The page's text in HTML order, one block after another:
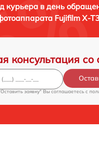
курьера в день
Fujifilm X-
консультация со
заявку" Вы соглашаетесь c